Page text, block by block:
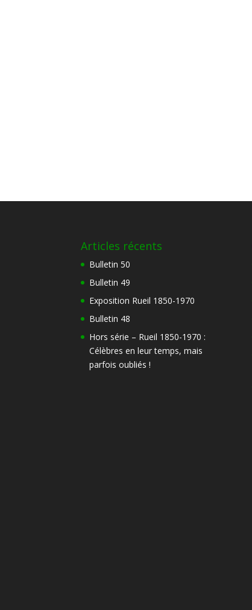
Articles récents
Bulletin 50
Bulletin 49
Exposition Rueil 1850-1970
Bulletin 48
Hors série – Rueil 1850-1970 :
Célèbres en leur temps, mais
parfois oubliés !